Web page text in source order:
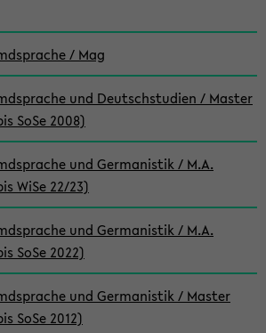
/ Mag
und Deutschstudien / Master
SoSe 2008)
und Germanistik / M.A.
WiSe 22/23)
und Germanistik / M.A.
SoSe 2022)
und Germanistik / Master
SoSe 2012)